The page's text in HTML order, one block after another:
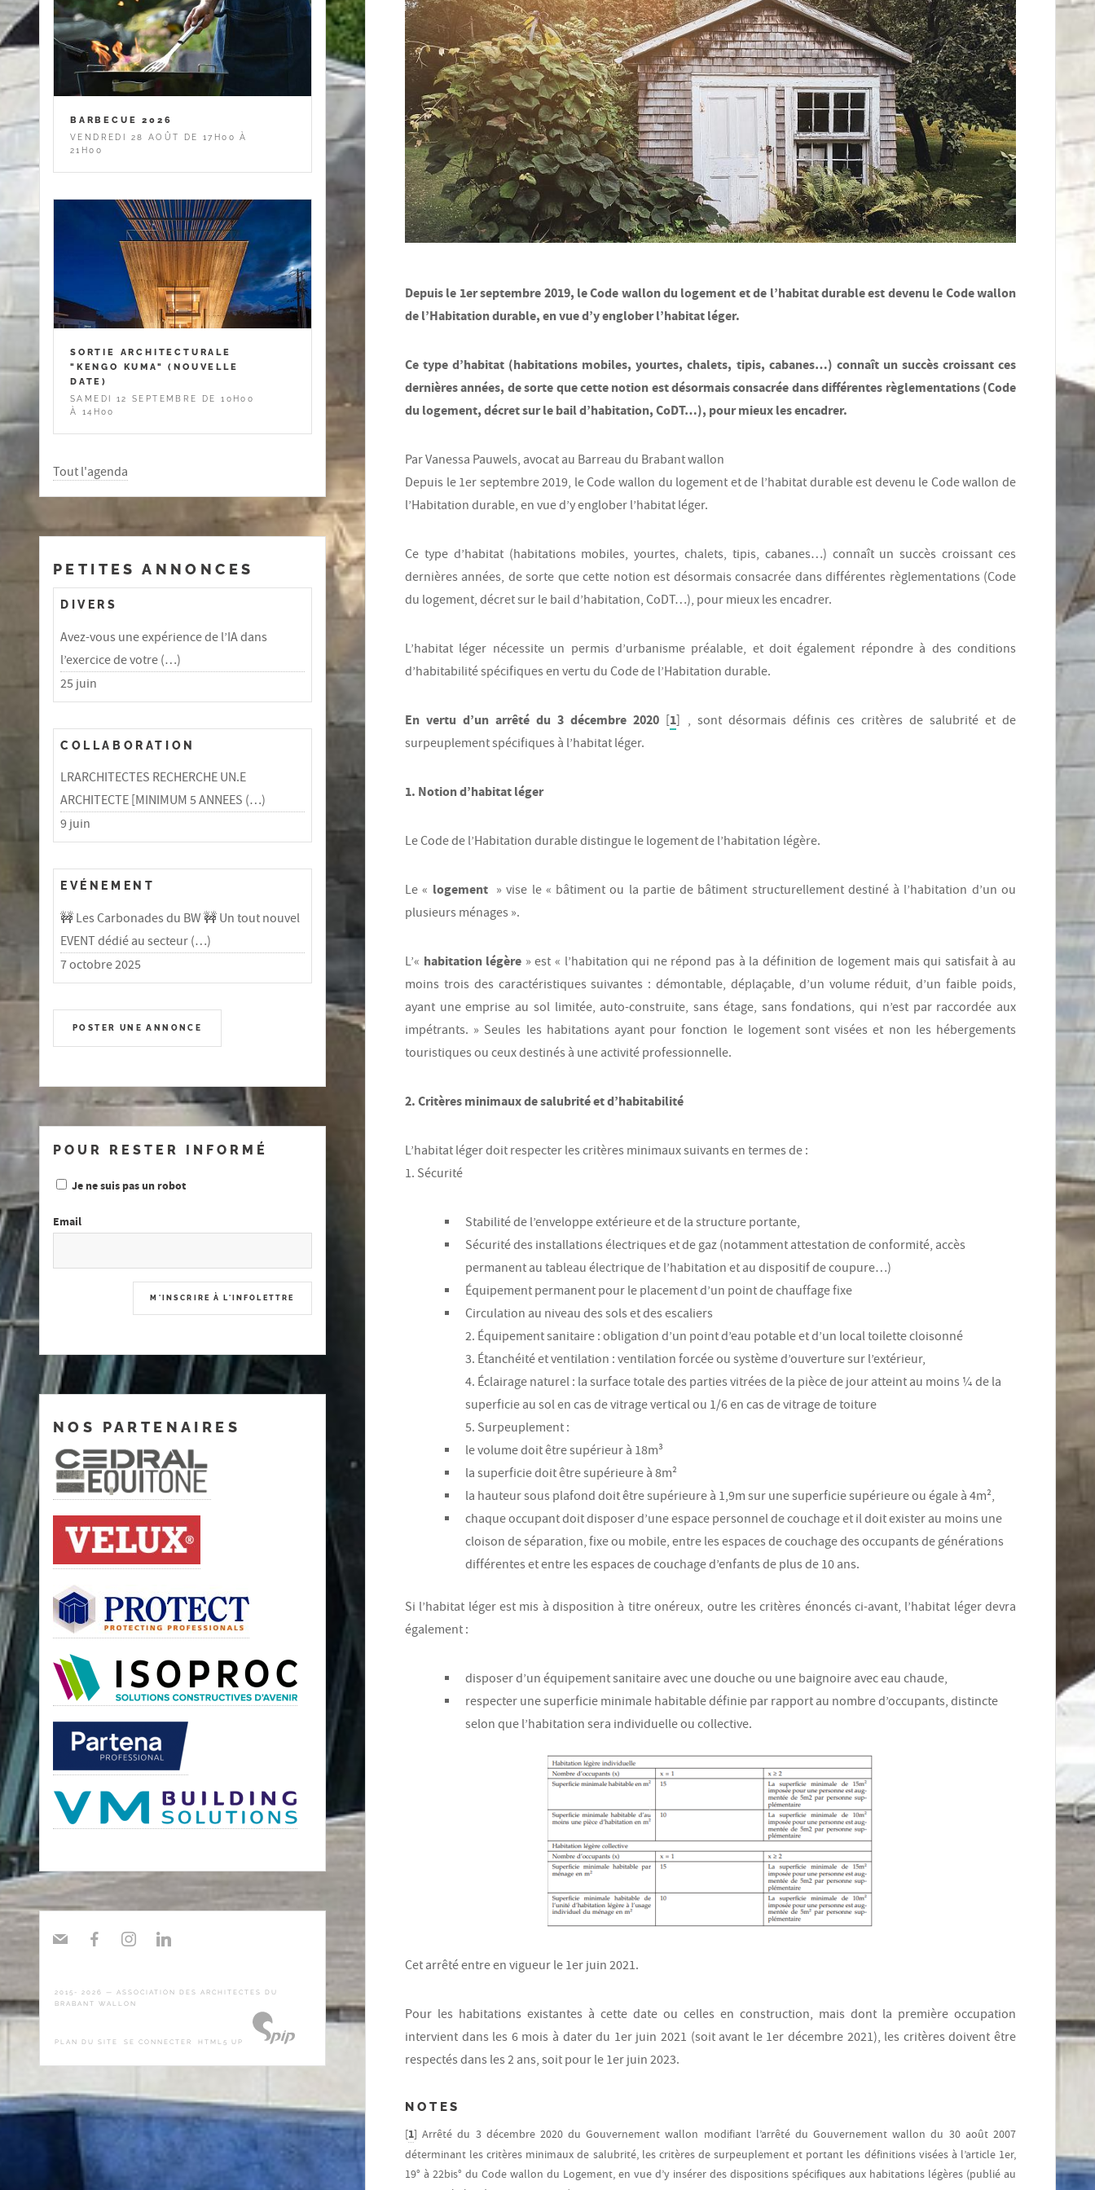
Depuis le 1er septembre 2019, le Code wallon du logement et de l’habitat durable est devenu leCode wallon
de l’Habitation durable, en vue d’y englober l’habitat léger.
Ce type d’habitat (habitations mobiles, yourtes, chalets, tipis, cabanes…) connaît un succès croissant ces
dernières années, de sorte que cette notion est désormais consacrée dans différentes règlementations (Code
du logement, décret sur le bail d’habitation, CoDT…), pour mieux les encadrer.
Par Vanessa Pauwels, avocat au Barreau du Brabant wallon
Depuis le 1er septembre 2019, le Code wallon du logement et de l’habitat durable est devenu le Code wallon de
l’Habitation durable, en vue d’y englober l’habitat léger.
Ce type d’habitat (habitations mobiles, yourtes, chalets, tipis, cabanes…) connaît un succès croissant ces
dernières années, de sorte que cette notion est désormais consacrée dans différentes règlementations (Code
du logement, décret sur le bail d’habitation, CoDT…), pour mieux les encadrer.
L’habitat léger nécessite un permis d’urbanisme préalable, et doit également répondre à des conditions
d’habitabilité spécifiques en vertu du Code de l’Habitation durable.
En vertu d’un arrêté du 3 décembre 2020 [1] , sont désormais définis ces critères de salubrité et de
surpeuplement spécifiques à l’habitat léger.
1. Notion d’habitat léger
Le Code de l’Habitation durable distingue le logement de l’habitation légère.
Le « logement » vise le « bâtiment ou la partie de bâtiment structurellement destiné à l’habitation d’un ou
plusieurs ménages ».
L’« habitation légère » est « l’habitation qui ne répond pas à la définition de logement mais qui satisfait à au
moins trois des caractéristiques suivantes : démontable, déplaçable, d’un volume réduit, d’un faible poids,
ayant une emprise au sol limitée, auto-construite, sans étage, sans fondations, qui n’est par raccordée aux
impétrants. » Seules les habitations ayant pour fonction le logement sont visées et non les hébergements
touristiques ou ceux destinés à une activité professionnelle.
2. Critères minimaux de salubrité et d’habitabilité
L’habitat léger doit respecter les critères minimaux suivants en termes de :
1. Sécurité
Stabilité de l’enveloppe extérieure et de la structure portante,
Sécurité des installations électriques et de gaz (notamment attestation de conformité, accès
permanent au tableau électrique de l’habitation et au dispositif de coupure…)
Équipement permanent pour le placement d’un point de chauffage fixe
Circulation au niveau des sols et des escaliers
2. Équipement sanitaire : obligation d’un point d’eau potable et d’un local toilette cloisonné
3. Étanchéité et ventilation : ventilation forcée ou système d’ouverture sur l’extérieur,
4. Éclairage naturel : la surface totale des parties vitrées de la pièce de jour atteint au moins ¼ de la
superficie au sol en cas de vitrage vertical ou 1/6 en cas de vitrage de toiture
5. Surpeuplement :
le volume doit être supérieur à 18m³
la superficie doit être supérieure à 8m²
la hauteur sous plafond doit être supérieure à 1,9m sur une superficie supérieure ou égale à 4m²,
chaque occupant doit disposer d’une espace personnel de couchage et il doit exister au moins une
cloison de séparation, fixe ou mobile, entre les espaces de couchage des occupants de générations
différentes et entre les espaces de couchage d’enfants de plus de 10 ans.
Si l’habitat léger est mis à disposition à titre onéreux, outre les critères énoncés ci-avant, l’habitat léger devra
également :
disposer d’un équipement sanitaire avec une douche ou une baignoire avec eau chaude,
respecter une superficie minimale habitable définie par rapport au nombre d’occupants, distincte
selon que l’habitation sera individuelle ou collective.
Cet arrêté entre en vigueur le 1er juin 2021.
Pour les habitations existantes à cette date ou celles en construction, mais dont la première occupation
intervient dans les 6 mois à dater du 1er juin 2021 (soit avant le 1er décembre 2021), les critères doivent être
respectés dans les 2 ans, soit pour le 1er juin 2023.
NOTES
[1]Arrêté du 3 décembre 2020 du Gouvernement wallon modifiant l’arrêté du Gouvernement wallon du 30 août 2007
déterminant les critères minimaux de salubrité, les critères de surpeuplement et portant les définitions visées à l’article 1er,
19° à 22bis° du Code wallon du Logement, en vue d’y insérer des dispositions spécifiques aux habitations légères (publié au
BARBECUE 2026
VENDREDI 28 AOÛT DE 17H00 À
21H00
SORTIE ARCHITECTURALE
"KENGO KUMA" (NOUVELLE
DATE)
SAMEDI 12 SEPTEMBRE DE 10H00
À 14H00
Tout l'agenda
PETITES ANNONCES
DIVERS
Avez-vous une expérience de l’IA dans
l’exercice de votre (…)
25 juin
COLLABORATION
LRARCHITECTES RECHERCHE UN.E
ARCHITECTE [MINIMUM 5 ANNEES (…)
9 juin
EVÉNEMENT
🚧 Les Carbonades du BW 🚧 Un tout nouvel
EVENT dédié au secteur (…)
7 octobre 2025
POSTER UNE ANNONCE
POUR RESTER INFORMÉ
Je ne suis pas un robot
Email
NOS PARTENAIRES
2015-
2026 — ASSOCIATION DES ARCHITECTES DU
BRABANT WALLON
PLAN DU SITE SE CONNECTER HTML5 UP